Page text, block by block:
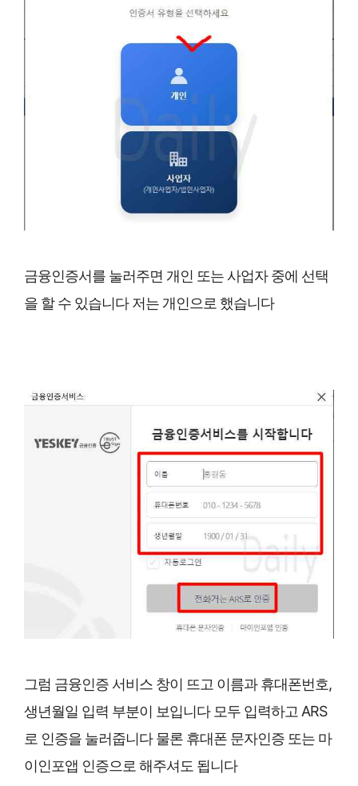
금융인증서를 눌러주면 개인 또는 사업자 중에 선택
을 할 수 있습니다 저는 개인으로 했습니다
그럼 금융인증 서비스 창이 뜨고 이름과 휴대폰번호,
생년월일 입력 부분이 보입니다 모두 입력하고 ARS
로 인증을 눌러줍니다 물론 휴대폰 문자인증 또는 마
이인포앱 인증으로 해주셔도 됩니다